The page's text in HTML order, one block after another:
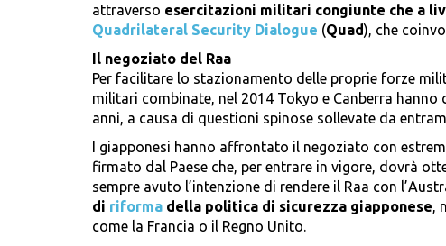
attraverso esercitazioni militari congiunte che a
Quadrilateral Security Dialogue (Quad), che
Il negoziato del Raa
Per facilitare lo stazionamento delle proprie forze
militari combinate, nel 2014 Tokyo e Canberra
anni, a causa di questioni spinose sollevate da
I giapponesi hanno affrontato il negoziato con
firmato dal Paese che, per entrare in vigore, dovrà
sempre avuto l’intenzione di rendere il Raa con
di riforma della politica di sicurezza giapponese,
come la Francia o il Regno Unito.